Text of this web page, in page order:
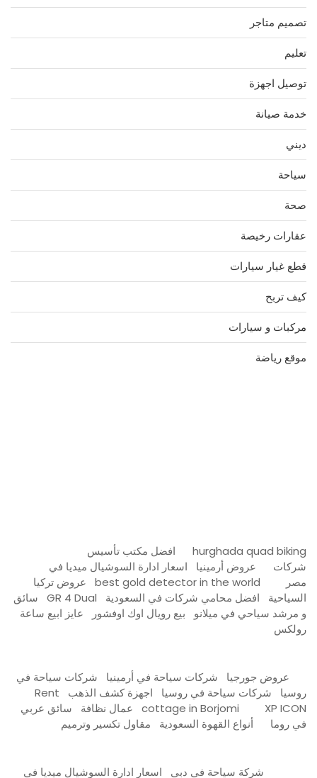
تصميم متاجر
تعليم
توصيل اجهزة
خدمة صيانة
ديني
سياحة
صحة
عقارات رخيصة
قطع غيار سيارات
كيف تربح
مركبات و سيارات
موقع رياضة
hurghada quad biking
افضل مكتب تأسيس
شركات
عروض أرمينيا
اسعار ادارة السوشيال ميديا في
مصر
best gold detector in the world
عروض تركيا
السياحية
افضل محامي شركات في السعودية GR 4 Dual
سائق
و مرشد سياحي في ميلانو
بيع رويال اوك اوفشور
عايز ابيع ساعة
رولكس
عروض جورجيا شركات سياحة في أرمينيا
شركات سياحة في
روسيا
شركات سياحة في روسيا اجهزة كشف الذهب
Rent
cottage in Borjomi
XP ICON عمال نظافة
سائق عربي
في روما
أنواع القهوة السعودية مقاول تكسير وترميم
شركة سياحة في دبي اسعار ادارة السوشيال ميديا في